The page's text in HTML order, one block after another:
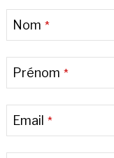
Nom *
Prénom *
Email *